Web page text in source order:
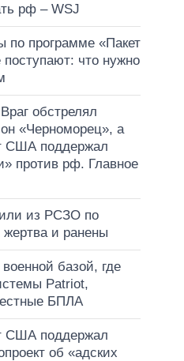
рф – WSJ
по программе «Пакет
что нужно
Враг обстрелял
«Черноморец», а
США поддержал
против рф. Главное
из РСЗО по
жертва и ранены
базой, где
Patriot,
БПЛА
США поддержал
об «адских